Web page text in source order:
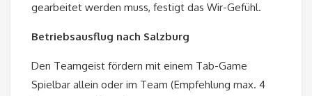
gearbeitet werden muss, festigt das Wir-Gefühl.
Betriebsausflug nach Salzburg
Den Teamgeist fördern mit einem Tab-Game
Spielbar allein oder im Team (Empfehlung max. 4